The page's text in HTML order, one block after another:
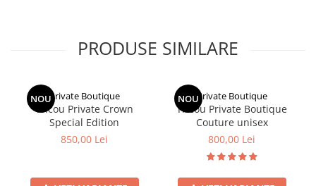
PRODUSE SIMILARE
NOUPrivate Boutique
Tricou Private Crown
Special Edition
850,00 Lei
NOUPrivate Boutique
Tricou Private Boutique
Couture unisex
800,00 Lei